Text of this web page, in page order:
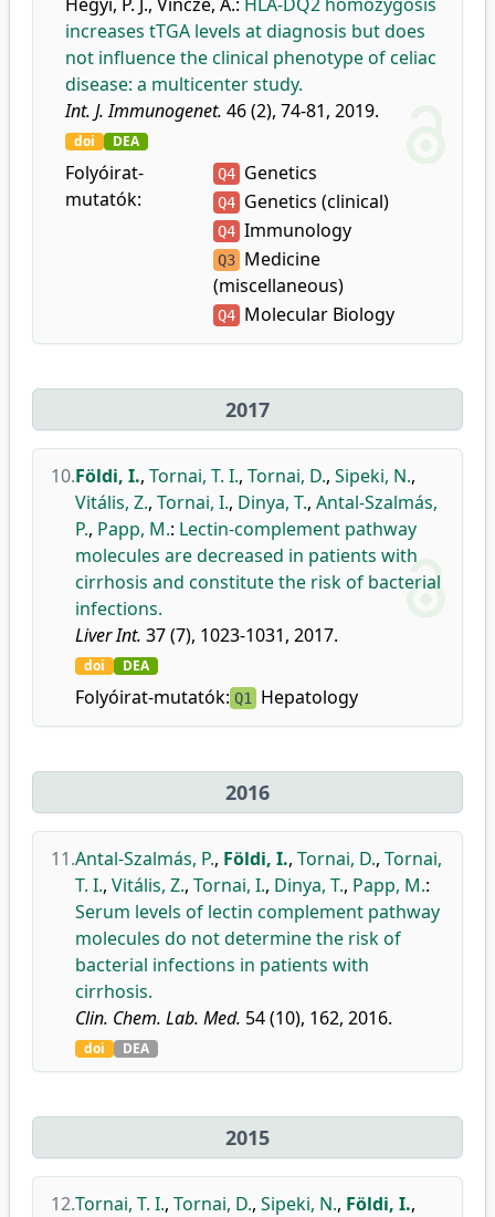
increases tTGA levels at diagnosis but does
not influence the clinical phenotype of celiac
disease: a multicenter study.
Int. J. Immunogenet. 46 (2), 74-81, 2019.
doi DEA
Folyóirat-
mutatók:
Q4 Genetics
Q4 Genetics (clinical)
Q4 Immunology
Q3 Medicine
(miscellaneous)
Q4 Molecular Biology
2017
10.Földi, I., Tornai, T. I., Tornai, D., Sipeki, N.,
Vitális, Z., Tornai, I., Dinya, T., Antal-Szalmás,
P., Papp, M.: Lectin-complement pathway
molecules are decreased in patients with
cirrhosis and constitute the risk of bacterial
infections.
Liver Int. 37 (7), 1023-1031, 2017.
doi DEA
Folyóirat-mutatók: Q1 Hepatology
2016
11.Antal-Szalmás, P., Földi, I., Tornai, D., Tornai,
T. I., Vitális, Z., Tornai, I., Dinya, T., Papp, M.:
Serum levels of lectin complement pathway
molecules do not determine the risk of
bacterial infections in patients with
cirrhosis.
Clin. Chem. Lab. Med. 54 (10), 162, 2016.
doi DEA
2015
12.Tornai, T. I., Tornai, D., Sipeki, N., Földi, I.,